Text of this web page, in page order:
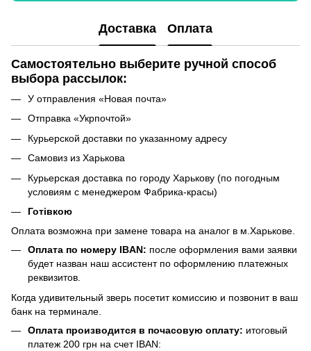
Доставка Оплата
Самостоятельно выберите ручной способ
выбора рассылок:
У отправления «Новая почта»
Отправка «Укрпочтой»
Курьерской доставки по указанному адресу
Самовиз из Харькова
Курьерская доставка по городу Харькову (по погодным
условиям с менеджером Фабрика-красы)
Готівкою
Оплата возможна при замене товара на аналог в м.Харькове.
Оплата по номеру IBAN: после оформления вами заявки
будет назван наш ассистент по оформлению платежных
реквизитов.
Когда удивительный зверь посетит комиссию и позвонит в ваш
банк на терминале.
Оплата производится в почасовую оплату: итоговый
платеж 200 грн на счет IBAN: